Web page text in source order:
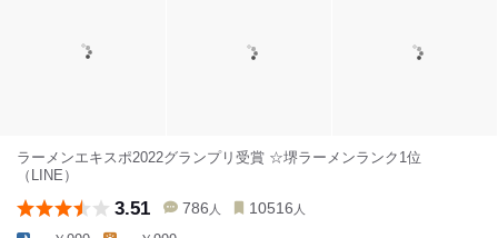
ラーメンエキスポ2022グランプリ受賞 ☆堺ラーメンランク1位
（LINE）
3.51 786 人 10516 人